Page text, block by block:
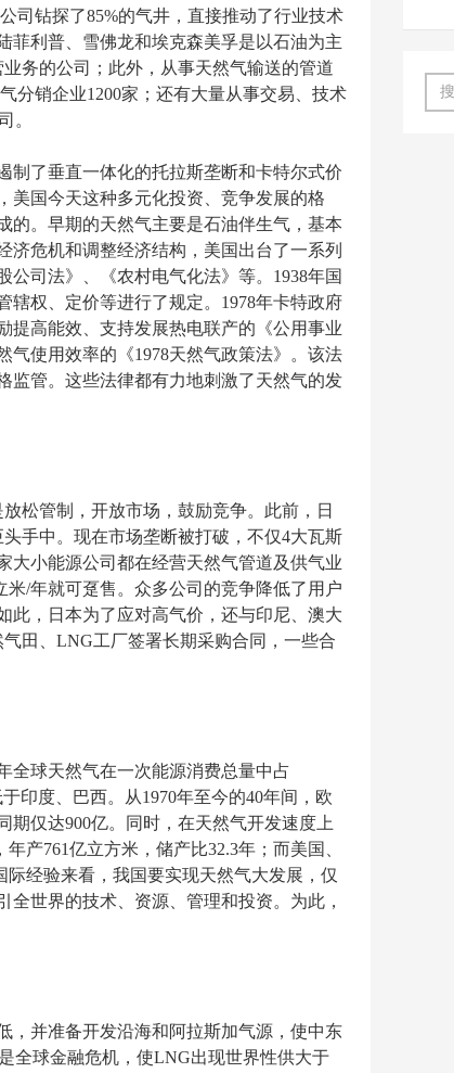
司钻探了85%的气井，直接推动了行业技术
菲利普、雪佛龙和埃克森美孚是以石油为主
务的公司；此外，从事天然气输送的管道
分销企业1200家；还有大量从事交易、技术
。
制了垂直一体化的托拉斯垄断和卡特尔式价
美国今天这种多元化投资、竞争发展的格
的。早期的天然气主要是石油伴生气，基本
济危机和调整经济结构，美国出台了一系列
司法》、《农村电气化法》等。1938年国
辖权、定价等进行了规定。1978年卡特政府
提高能效、支持发展热电联产的《公用事业
使用效率的《1978天然气政策法》。该法
监管。这些法律都有力地刺激了天然气的发
松管制，开放市场，鼓励竞争。此前，日
手中。现在市场垄断被打破，不仅4大瓦斯
大小能源公司都在经营天然气管道及供气业
/年就可趸售。众多公司的竞争降低了用户
此，日本为了应对高气价，还与印尼、澳大
田、LNG工厂签署长期采购合同，一些合
全球天然气在一次能源消费总量中占
印度、巴西。从1970年至今的40年间，欧
期仅达900亿。同时，在天然气开发速度上
产761亿立方米，储产比32.3年；而美国、
际经验来看，我国要实现天然气大发展，仅
世界的技术、资源、管理和投资。为此，
，并准备开发沿海和阿拉斯加气源，使中东
全球金融危机，使LNG出现世界性供大于